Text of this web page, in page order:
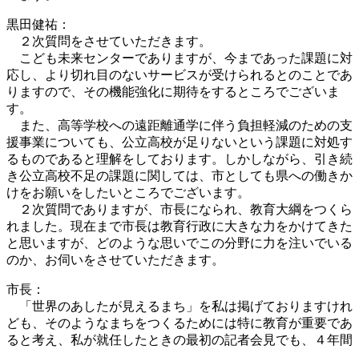
黒田健祐：
２次質問をさせていただきます。
こども未来センターでありますが、今まであった課題に対
応し、より切れ目のないサービスが受けられるとのことであ
りますので、その機能強化に期待をするところでございま
す。
また、高等学校への遠距離通学に伴う負担軽減のための支
援事業についても、公立高校が足りないという課題に対処す
るものであると理解をしております。しかしながら、引き続
き公立高校不足の課題に関しては、市としても県への働きか
けをお願いをしたいところでございます。
２次質問でありますが、市長になられ、教育大綱をつくら
れました。現在まで市長は教育行政に大きな力をかけてきた
と思いますが、どのような思いでこの分野に力を注いでいる
のか、お伺いをさせていただきます。
市長：
「世界のあしたが見えるまち」を私は掲げておりますけれ
ども、そのようなまちをつくるためには特に教育が重要であ
ると考え、私が就任したときの最初の記者会見でも、４年間